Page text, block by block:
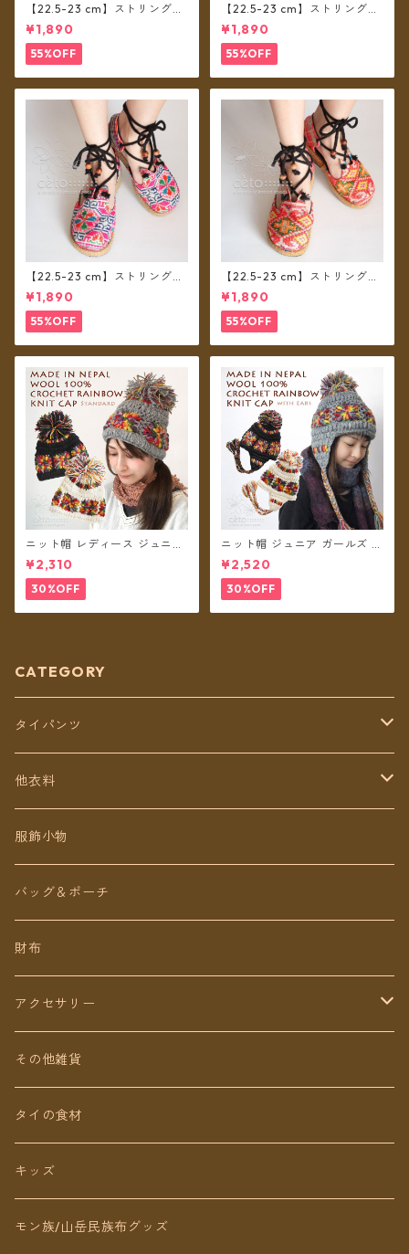
【22.5-23 cm】ストリングシ
ューズ モン族布 D
¥1,890
55%OFF
【22.5-23 cm】ストリングシ
ューズ モン族布 C
¥1,890
55%OFF
【22.5-23 cm】ストリングシ
ューズ モン族布 B
¥1,890
55%OFF
【22.5-23 cm】ストリングシ
ューズ モン族布 A
¥1,890
55%OFF
ニット帽 レディース ジュニア
ガールズ クロシェットレイン
ボー ボンボン ネパール ウール
100% フリース裏地付き 帽子
【メール便送料無料】
¥2,310
30%OFF
ニット帽 ジュニア ガールズ キ
ッズ レディースS クロシェッ
トレインボー ボンボン ネパー
ル ウール100% 耳あて 耳つき
フリース裏地付き 帽子 【メー
ル便送料無料】
¥2,520
30%OFF
CATEGORY
タイパンツ
定番無地タイパンツ
チェトオリジナル
ロング丈
ミディアム丈
ショート丈
Baby&Kids
他衣料
トップス
ワンピース
パンツ
スカート
キッズ
服飾小物
バッグ＆ポーチ
財布
アクセサリー
ピアス（イヤリング）
ネックレス
リング
ブレスレット
その他雑貨
タイの食材
キッズ
モン族/山岳民族布グッズ